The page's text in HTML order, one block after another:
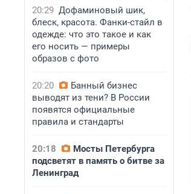
20:29 Дофаминовый шик,
блеск, красота. Фанки-стайл в
одежде: что это такое и как
его носить — примеры
образов с фото
20:20
Банный бизнес
выводят из тени? В России
появятся официальные
правила и стандарты
20:18
Мосты Петербурга
подсветят в память о битве за
Ленинград